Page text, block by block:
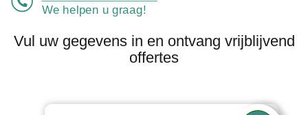
We helpen u graag!
Vul uw gegevens in en ontvang vrijblijvend
offertes